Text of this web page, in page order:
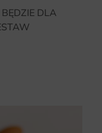
DLA